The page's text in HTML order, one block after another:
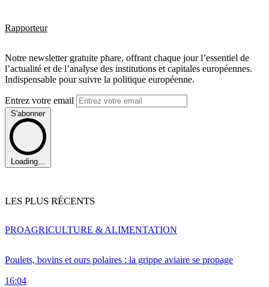
Rapporteur
Notre newsletter gratuite phare, offrant chaque jour l’essentiel de
l’actualité et de l’analyse des institutions et capitales européennes.
Indispensable pour suivre la politique européenne.
Entrez votre email
S'abonner
Loading...
LES PLUS RÉCENTS
Poulets, bovins et ours polaires : la grippe aviaire se propage
16:04
PROAGRICULTURE & ALIMENTATION